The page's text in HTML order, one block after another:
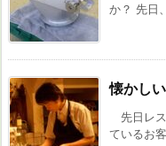
か？ 先日
懐かし
先日レ
ているお